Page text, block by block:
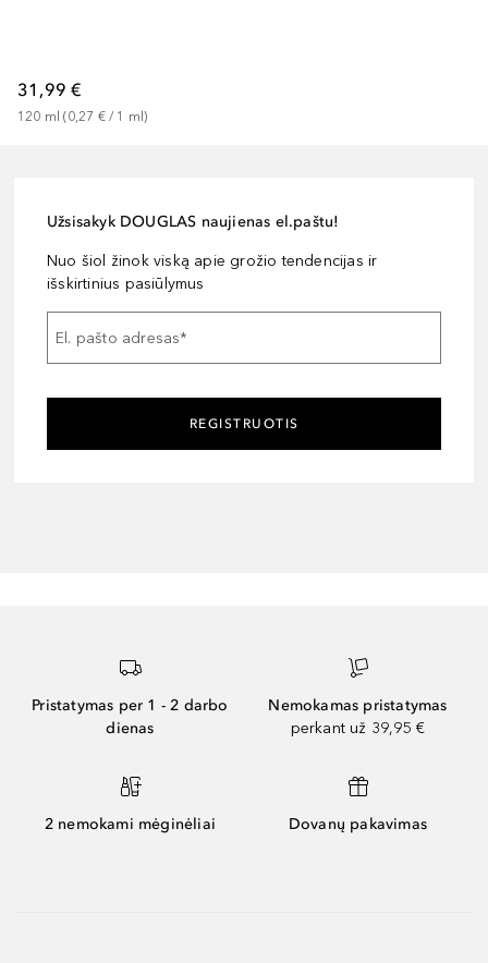
31,99 €
120 ml (0,27 € / 1 ml)
Užsisakyk DOUGLAS naujienas el.paštu!
Nuo šiol žinok viską apie grožio tendencijas ir
išskirtinius pasiūlymus
El. pašto adresas*
REGISTRUOTIS
Pristatymas per 1 - 2 darbo
dienas
Nemokamas pristatymas
perkant už 39,95 €
2 nemokami mėginėliai Dovanų pakavimas